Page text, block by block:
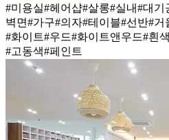
#미용실#헤어샵#살롱#실내#대기
벽면#가구#의자#테이블#선반#거
#화이트#우드#화이트앤우드#흰색
#고동색#페인트